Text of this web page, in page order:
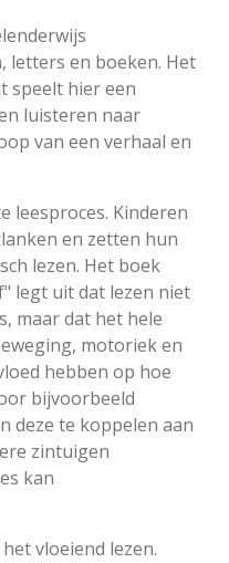
letters en boeken. Het
speelt hier een
luisteren naar
van een verhaal en
leesproces. Kinderen
en zetten hun
lezen. Het boek
legt uit dat lezen niet
maar dat het hele
motoriek en
hebben op hoe
bijvoorbeeld
deze te koppelen aan
zintuigen
kan
vloeiend lezen.